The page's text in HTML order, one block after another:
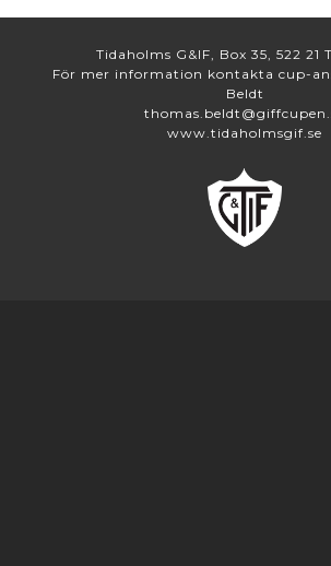
Tidaholms G&IF, Box 35, 522 21
För mer information kontakta cup-
Beldt
www.tidaholmsgif.se